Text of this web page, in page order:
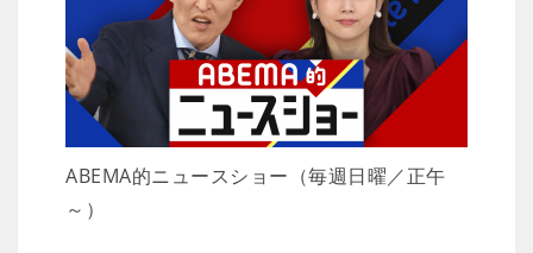
ABEMA的ニュースショー（毎週日曜／正午
～）